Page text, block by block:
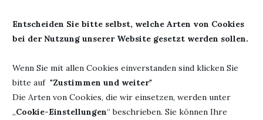
Entscheiden Sie bitte selbst, welche Arten von Cookies
bei der Nutzung unserer Website gesetzt werden sollen.
Wenn Sie mit allen Cookies einverstanden sind klicken Sie
bitte auf "Zustimmen und weiter"
Die Arten von Cookies, die wir einsetzen, werden unter
„Cookie-Einstellungen“ beschrieben. Sie können Ihre